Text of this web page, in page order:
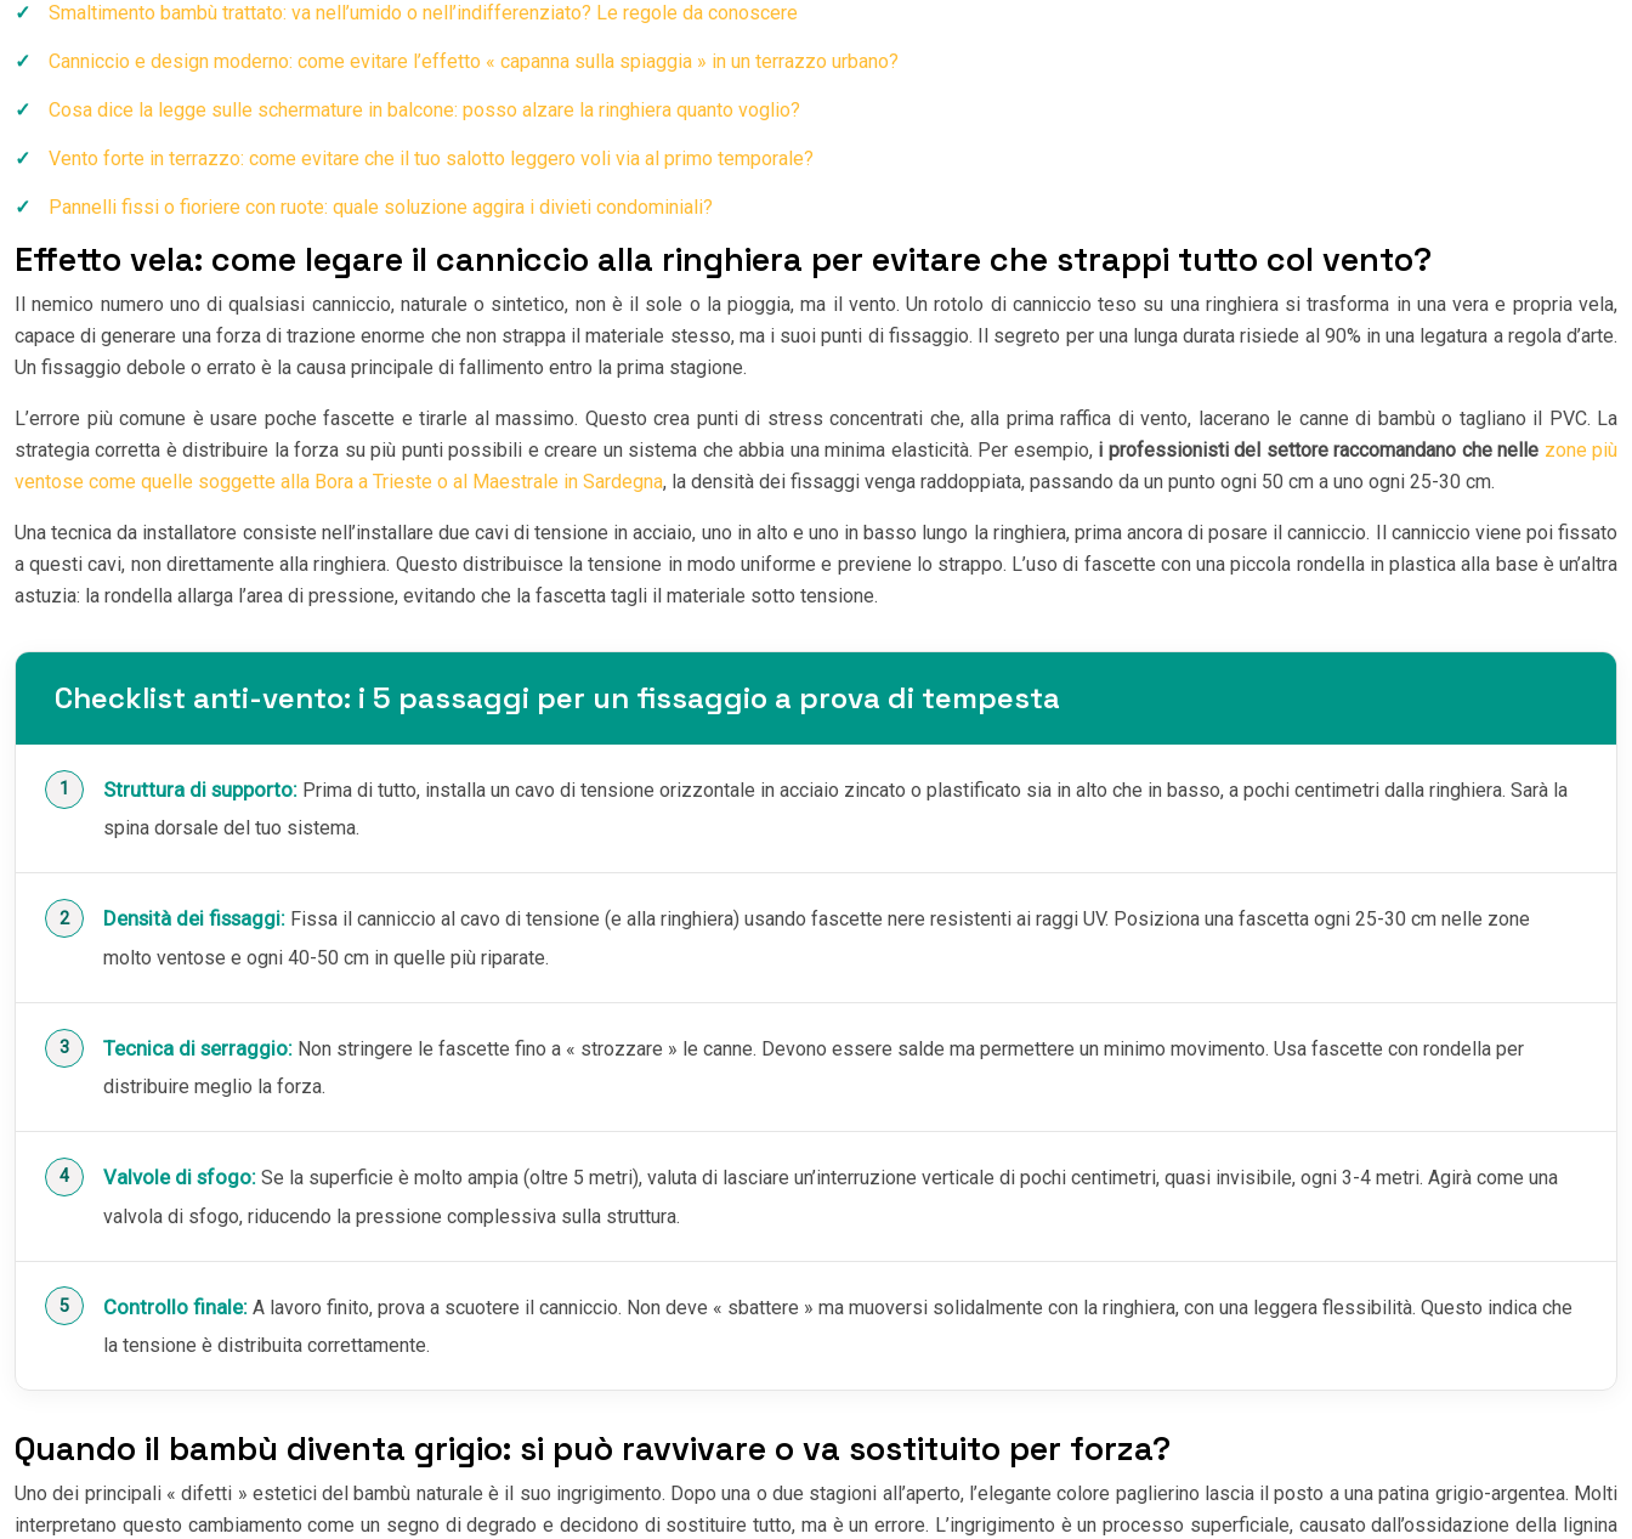
Smaltimento bambù trattato: va nell’umido o nell’indifferenziato? Le regole da conoscere
Canniccio e design moderno: come evitare l’effetto « capanna sulla spiaggia » in un terrazzo urbano?
Cosa dice la legge sulle schermature in balcone: posso alzare la ringhiera quanto voglio?
Vento forte in terrazzo: come evitare che il tuo salotto leggero voli via al primo temporale?
Pannelli fissi o fioriere con ruote: quale soluzione aggira i divieti condominiali?
Effetto vela: come legare il canniccio alla ringhiera per evitare che strappi tutto col vento?
Il nemico numero uno di qualsiasi canniccio, naturale o sintetico, non è il sole o la pioggia, ma il vento. Un rotolo di canniccio teso su una ringhiera si trasforma in una vera e propria vela,
capace di generare una forza di trazione enorme che non strappa il materiale stesso, ma i suoi punti di fissaggio. Il segreto per una lunga durata risiede al 90% in una legatura a regola d’arte.
Un fissaggio debole o errato è la causa principale di fallimento entro la prima stagione.
L’errore più comune è usare poche fascette e tirarle al massimo. Questo crea punti di stress concentrati che, alla prima raffica di vento, lacerano le canne di bambù o tagliano il PVC. La
strategia corretta è distribuire la forza su più punti possibili e creare un sistema che abbia una minima elasticità. Per esempio, i professionisti del settore raccomandano che nelle zone più
ventose come quelle soggette alla Bora a Trieste o al Maestrale in Sardegna, la densità dei fissaggi venga raddoppiata, passando da un punto ogni 50 cm a uno ogni 25-30 cm.
Una tecnica da installatore consiste nell’installare due cavi di tensione in acciaio, uno in alto e uno in basso lungo la ringhiera, prima ancora di posare il canniccio. Il canniccio viene poi fissato
a questi cavi, non direttamente alla ringhiera. Questo distribuisce la tensione in modo uniforme e previene lo strappo. L’uso di fascette con una piccola rondella in plastica alla base è un’altra
astuzia: la rondella allarga l’area di pressione, evitando che la fascetta tagli il materiale sotto tensione.
Checklist anti-vento: i 5 passaggi per un fissaggio a prova di tempesta
Struttura di supporto: Prima di tutto, installa un cavo di tensione orizzontale in acciaio zincato o plastificato sia in alto che in basso, a pochi centimetri dalla ringhiera. Sarà la
spina dorsale del tuo sistema.
Densità dei fissaggi: Fissa il canniccio al cavo di tensione (e alla ringhiera) usando fascette nere resistenti ai raggi UV. Posiziona una fascetta ogni 25-30 cm nelle zone
molto ventose e ogni 40-50 cm in quelle più riparate.
Tecnica di serraggio: Non stringere le fascette fino a « strozzare » le canne. Devono essere salde ma permettere un minimo movimento. Usa fascette con rondella per
distribuire meglio la forza.
Valvole di sfogo: Se la superficie è molto ampia (oltre 5 metri), valuta di lasciare un’interruzione verticale di pochi centimetri, quasi invisibile, ogni 3-4 metri. Agirà come una
valvola di sfogo, riducendo la pressione complessiva sulla struttura.
Controllo finale: A lavoro finito, prova a scuotere il canniccio. Non deve « sbattere » ma muoversi solidalmente con la ringhiera, con una leggera flessibilità. Questo indica che
la tensione è distribuita correttamente.
Quando il bambù diventa grigio: si può ravvivare o va sostituito per forza?
Uno dei principali « difetti » estetici del bambù naturale è il suo ingrigimento. Dopo una o due stagioni all’aperto, l’elegante colore paglierino lascia il posto a una patina grigio-argentea. Molti
interpretano questo cambiamento come un segno di degrado e decidono di sostituire tutto, ma è un errore. L’ingrigimento è un processo superficiale, causato dall’ossidazione della lignina